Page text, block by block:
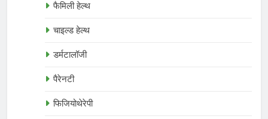
फैमिली हेल्थ
चाइल्ड हेल्थ
डर्मटालॉजी
पैरेनटी
फिजियोथेरेपी